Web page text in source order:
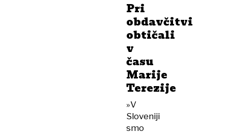
Pri
obdavčitvi
obtičali
v
času
Marije
Terezije
»V
Sloveniji
smo